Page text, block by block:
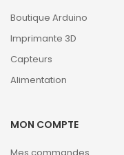
Boutique Arduino
Imprimante 3D
Capteurs
Alimentation
MON COMPTE
Mes commandes